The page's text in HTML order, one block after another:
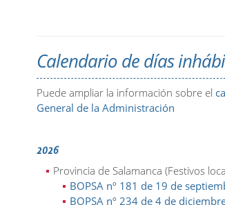
Calendario de días
Puede ampliar la información sobre el
General de la Administración
2026
Provincia de Salamanca (Festivos
BOPSA nº 181 de 19 de
BOPSA nº 234 de 4 de